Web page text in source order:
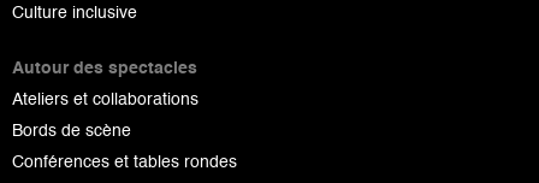
Culture inclusive
Autour des spectacles
Ateliers et collaborations
Bords de scène
Conférences et tables rondes